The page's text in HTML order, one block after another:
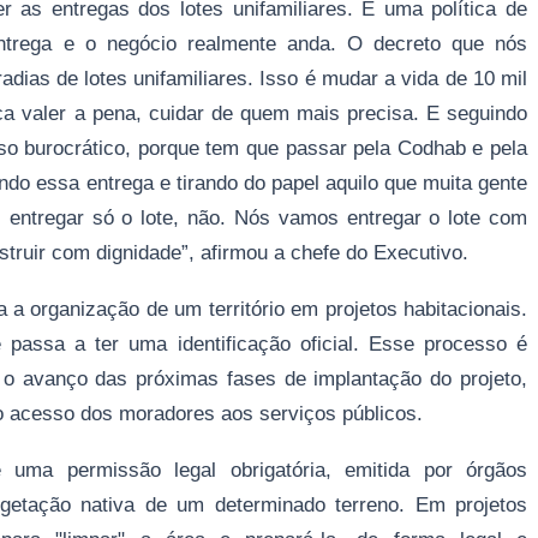
as entregas dos lotes unifamiliares. É uma política de
e o negócio realmente anda. O decreto que nós
de lotes unifamiliares. Isso é mudar a vida de 10 mil
valer a pena, cuidar de quem mais precisa. E seguindo
burocrático, porque tem que passar pela Codhab e pela
essa entrega e tirando do papel aquilo que muita gente
só o lote, não. Nós vamos entregar o lote com
com dignidade”, afirmou a chefe do Executivo.
a organização de um território em projetos habitacionais.
a ter uma identificação oficial. Esse processo é
avanço das próximas fases de implantação do projeto,
dos moradores aos serviços públicos.
permissão legal obrigatória, emitida por órgãos
nativa de um determinado terreno. Em projetos